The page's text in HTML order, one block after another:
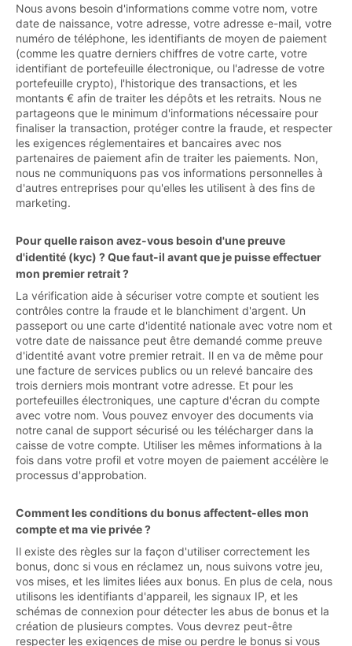
Nous avons besoin d'informations comme votre nom, votre
date de naissance, votre adresse, votre adresse e-mail, votre
numéro de téléphone, les identifiants de moyen de paiement
(comme les quatre derniers chiffres de votre carte, votre
identifiant de portefeuille électronique, ou l'adresse de votre
portefeuille crypto), l'historique des transactions, et les
montants € afin de traiter les dépôts et les retraits. Nous ne
partageons que le minimum d'informations nécessaire pour
finaliser la transaction, protéger contre la fraude, et respecter
les exigences réglementaires et bancaires avec nos
partenaires de paiement afin de traiter les paiements. Non,
nous ne communiquons pas vos informations personnelles à
d'autres entreprises pour qu'elles les utilisent à des fins de
marketing.
Pour quelle raison avez-vous besoin d'une preuve
d'identité (kyc) ? Que faut-il avant que je puisse effectuer
mon premier retrait ?
La vérification aide à sécuriser votre compte et soutient les
contrôles contre la fraude et le blanchiment d'argent. Un
passeport ou une carte d'identité nationale avec votre nom et
votre date de naissance peut être demandé comme preuve
d'identité avant votre premier retrait. Il en va de même pour
une facture de services publics ou un relevé bancaire des
trois derniers mois montrant votre adresse. Et pour les
portefeuilles électroniques, une capture d'écran du compte
avec votre nom. Vous pouvez envoyer des documents via
notre canal de support sécurisé ou les télécharger dans la
caisse de votre compte. Utiliser les mêmes informations à la
fois dans votre profil et votre moyen de paiement accélère le
processus d'approbation.
Comment les conditions du bonus affectent-elles mon
compte et ma vie privée ?
Il existe des règles sur la façon d'utiliser correctement les
bonus, donc si vous en réclamez un, nous suivons votre jeu,
vos mises, et les limites liées aux bonus. En plus de cela, nous
utilisons les identifiants d'appareil, les signaux IP, et les
schémas de connexion pour détecter les abus de bonus et la
création de plusieurs comptes. Vous devrez peut-être
respecter les exigences de mise ou perdre le bonus si vous